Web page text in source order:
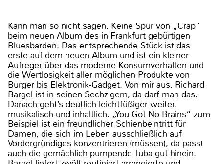
Kann man so nicht sagen. Keine Spur von „Crap“
beim neuen Album des in Frankfurt gebürtigen
Bluesbarden. Das entsprechende Stück ist das
erste auf dem neuen Album und ist ein kleiner
Aufreger über das moderne Konsumverhalten und
die Wertlosigkeit aller möglichen Produkte von
Burger bis Elektronik-Gadget. Von mir aus. Richard
Bargel ist in seinen Sechzigern, da darf man das.
Danach geht’s deutlich leichtfüßiger weiter,
musikalisch und inhaltlich. „You Got No Brains“ zum
Beispiel ist ein freundlicher Schienbeintritt für
Damen, die sich im Leben ausschließlich auf
Vordergründiges konzentrieren (müssen), da passt
auch die gemächlich pumpende Tuba gut hinein.